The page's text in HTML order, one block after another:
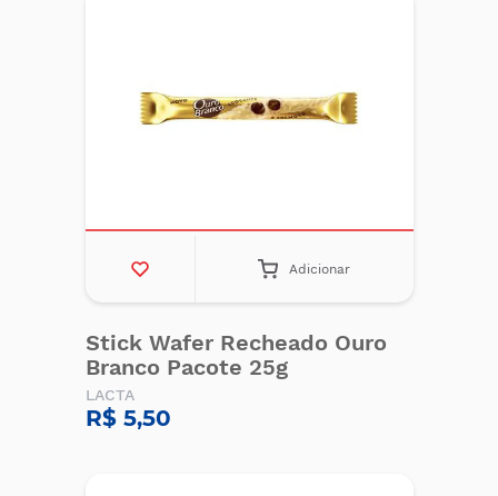
Adicionar
Stick Wafer Recheado Ouro
Branco Pacote 25g
LACTA
R$ 5,50